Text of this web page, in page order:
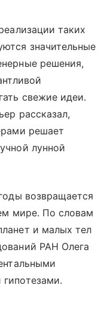
таких
значительные
решения,
свежие идеи.
рассказал,
решает
лунной
возвращается
мире. По словам
и малых тел
РАН Олега